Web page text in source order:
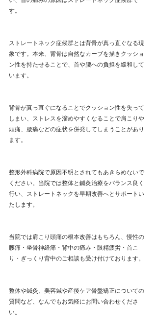
す。
ストレートネック症候群とは背骨が真っ直ぐなる現
象です。本来、背骨は自然なカーブを描きクッショ
ン性を持たせることで、首や腰への負担を緩和して
います。
背骨が真っ直ぐになることでクッション性を失って
しまい、ストレスを溜めやすくなることで肩こりや
頭痛、腰痛などの症状を併発してしまうことがあり
ます。
整形外科病院で原因不明とされてもあきらめないで
ください。当院では整体と鍼灸治療をバランス良く
行い、ストレートネックを早期改善へとサポートい
たします。
当院では肩こり頭痛の根本改善はもちろん、慢性の
腰痛・坐骨神経痛・背中の痛み・眼精疲労・首こ
り・ぎっくり背中のご相談も受け付けております。
整体や鍼灸、美容鍼や産後ケア骨盤矯正についての
質問など、なんでもお気軽にお問い合わせくださ
い。